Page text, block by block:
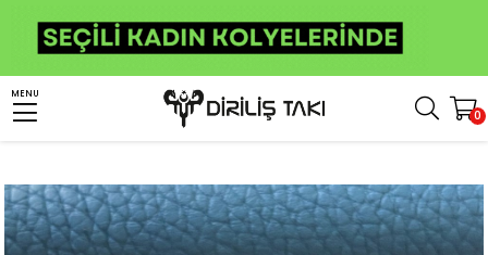
MENU
0
Erkek Gümüş Yüzük
Hz Süleyman Mührü Kare Gümüş Erkek Yüzük